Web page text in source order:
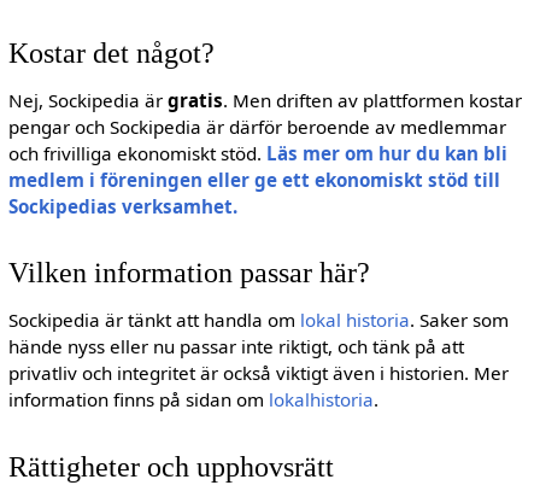
Kostar det något?
Nej, Sockipedia är gratis. Men driften av plattformen kostar
pengar och Sockipedia är därför beroende av medlemmar
och frivilliga ekonomiskt stöd. Läs mer om hur du kan bli
medlem i föreningen eller ge ett ekonomiskt stöd till
Sockipedias verksamhet.
Vilken information passar här?
Sockipedia är tänkt att handla om lokal historia. Saker som
hände nyss eller nu passar inte riktigt, och tänk på att
privatliv och integritet är också viktigt även i historien. Mer
information finns på sidan om lokalhistoria.
Rättigheter och upphovsrätt